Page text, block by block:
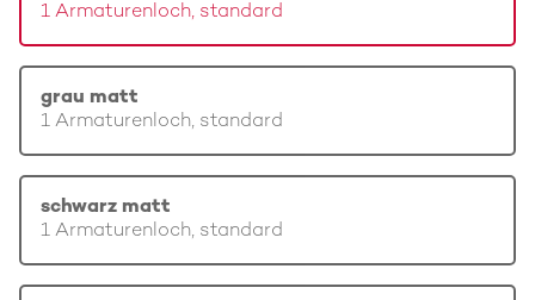
1 Armaturenloch, standard
grau matt
1 Armaturenloch, standard
schwarz matt
1 Armaturenloch, standard